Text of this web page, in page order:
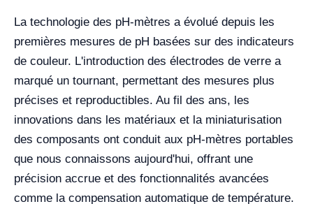
La technologie des pH-mètres a évolué depuis les
premières mesures de pH basées sur des indicateurs
de couleur. L'introduction des électrodes de verre a
marqué un tournant, permettant des mesures plus
précises et reproductibles. Au fil des ans, les
innovations dans les matériaux et la miniaturisation
des composants ont conduit aux pH-mètres portables
que nous connaissons aujourd'hui, offrant une
précision accrue et des fonctionnalités avancées
comme la compensation automatique de température.